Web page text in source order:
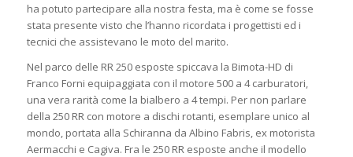
ha potuto partecipare alla nostra festa, ma è come se fosse
stata presente visto che l’hanno ricordata i progettisti ed i
tecnici che assistevano le moto del marito.
Nel parco delle RR 250 esposte spiccava la Bimota-HD di
Franco Forni equipaggiata con il motore 500 a 4 carburatori,
una vera rarità come la bialbero a 4 tempi. Per non parlare
della 250 RR con motore a dischi rotanti, esemplare unico al
mondo, portata alla Schiranna da Albino Fabris, ex motorista
Aermacchi e Cagiva. Fra le 250 RR esposte anche il modello